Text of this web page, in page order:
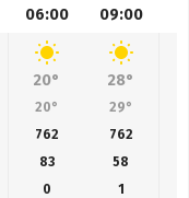
06:00 09:00
20° 28°
20° 29°
762 762
83 58
0
1